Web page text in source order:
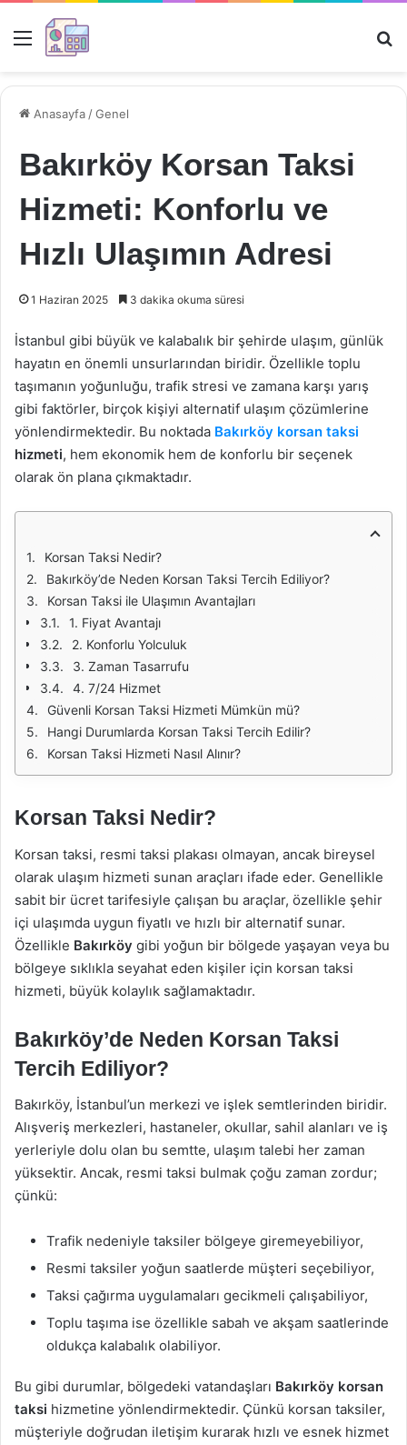
Menü
Anasayfa /Genel
Bakırköy Korsan Taksi
Hizmeti: Konforlu ve
Hızlı Ulaşımın Adresi
1 Haziran 2025 3 dakika okuma süresi
İstanbul gibi büyük ve kalabalık bir şehirde ulaşım, günlük
hayatın en önemli unsurlarından biridir. Özellikle toplu
taşımanın yoğunluğu, trafik stresi ve zamana karşı yarış
gibi faktörler, birçok kişiyi alternatif ulaşım çözümlerine
yönlendirmektedir. Bu noktada Bakırköy korsan taksi
hizmeti, hem ekonomik hem de konforlu bir seçenek
olarak ön plana çıkmaktadır.
Korsan Taksi Nedir?
Bakırköy’de Neden Korsan Taksi Tercih Ediliyor?
Korsan Taksi ile Ulaşımın Avantajları
1. Fiyat Avantajı
2. Konforlu Yolculuk
3. Zaman Tasarrufu
4. 7/24 Hizmet
Güvenli Korsan Taksi Hizmeti Mümkün mü?
Hangi Durumlarda Korsan Taksi Tercih Edilir?
Korsan Taksi Hizmeti Nasıl Alınır?
Korsan Taksi Nedir?
Korsan taksi, resmi taksi plakası olmayan, ancak bireysel
olarak ulaşım hizmeti sunan araçları ifade eder. Genellikle
sabit bir ücret tarifesiyle çalışan bu araçlar, özellikle şehir
içi ulaşımda uygun fiyatlı ve hızlı bir alternatif sunar.
Özellikle Bakırköy gibi yoğun bir bölgede yaşayan veya bu
bölgeye sıklıkla seyahat eden kişiler için korsan taksi
hizmeti, büyük kolaylık sağlamaktadır.
Bakırköy’de Neden Korsan Taksi
Tercih Ediliyor?
Bakırköy, İstanbul’un merkezi ve işlek semtlerinden biridir.
Alışveriş merkezleri, hastaneler, okullar, sahil alanları ve iş
yerleriyle dolu olan bu semtte, ulaşım talebi her zaman
yüksektir. Ancak, resmi taksi bulmak çoğu zaman zordur;
çünkü:
Trafik nedeniyle taksiler bölgeye giremeyebiliyor,
Resmi taksiler yoğun saatlerde müşteri seçebiliyor,
Taksi çağırma uygulamaları gecikmeli çalışabiliyor,
Toplu taşıma ise özellikle sabah ve akşam saatlerinde
oldukça kalabalık olabiliyor.
Bu gibi durumlar, bölgedeki vatandaşları Bakırköy korsan
taksi hizmetine yönlendirmektedir. Çünkü korsan taksiler,
müşteriyle doğrudan iletişim kurarak hızlı ve esnek hizmet